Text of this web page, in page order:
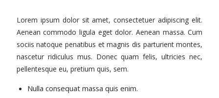
Lorem ipsum dolor sit amet, consectetuer adipiscing elit.
Aenean commodo ligula eget dolor. Aenean massa. Cum
sociis natoque penatibus et magnis dis parturient montes,
nascetur ridiculus mus. Donec quam felis, ultricies nec,
pellentesque eu, pretium quis, sem.
Nulla consequat massa quis enim.